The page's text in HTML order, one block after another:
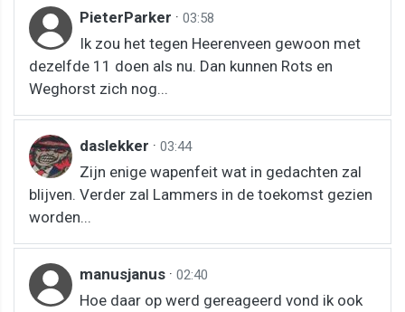
PieterParker · 03:58
Ik zou het tegen Heerenveen gewoon met
dezelfde 11 doen als nu. Dan kunnen Rots en
Weghorst zich nog...
daslekker · 03:44
Zijn enige wapenfeit wat in gedachten zal
blijven. Verder zal Lammers in de toekomst gezien
worden...
manusjanus · 02:40
Hoe daar op werd gereageerd vond ik ook